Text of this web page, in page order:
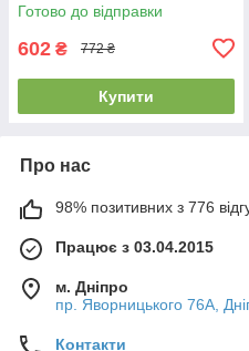
Готово до відправки
602 ₴ 772 ₴
Купити
Про нас
98% позитивних з 776
Працює з 03.04.2015
м. Дніпро
пр. Яворницького 76А,
Контакти